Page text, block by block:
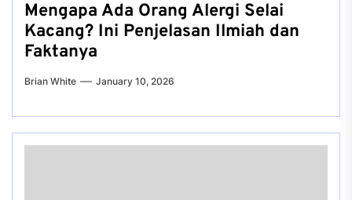
Mengapa Ada Orang Alergi Selai
Kacang? Ini Penjelasan Ilmiah dan
Faktanya
Brian White January 10, 2026